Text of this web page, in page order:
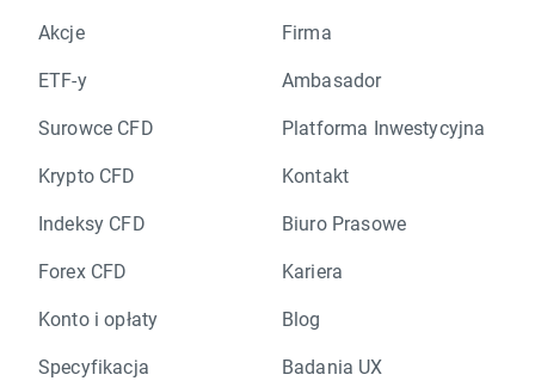
Akcje
ETF-y
Surowce CFD
Krypto CFD
Indeksy CFD
Forex CFD
Konto i opłaty
Specyfikacja
Firma
Ambasador
Platforma Inwestycyjna
Kontakt
Biuro Prasowe
Kariera
Blog
Badania UX